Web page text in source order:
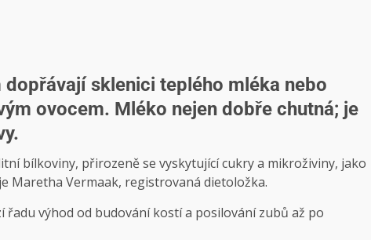
sklenici teplého mléka nebo
ovocem. Mléko nejen dobře chutná; je
bílkoviny, přirozeně se vyskytující cukry a mikroživiny, jako
Maretha Vermaak, registrovaná dietoložka.
výhod od budování kostí a posilování zubů až po